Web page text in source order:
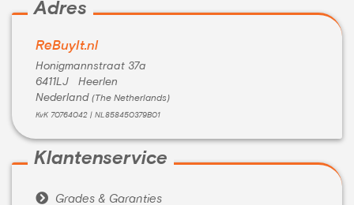
Adres
ReBuyIt.nl
Honigmannstraat 37a
6411LJ Heerlen
Nederland (The Netherlands)
KvK 70764042 | NL858450379B01
Klantenservice
 Grades & Garanties